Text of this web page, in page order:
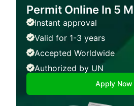
Permit Online In 5
Instant approval
Valid for 1-3 years
Accepted Worldwide
Authorized by UN
Apply Now